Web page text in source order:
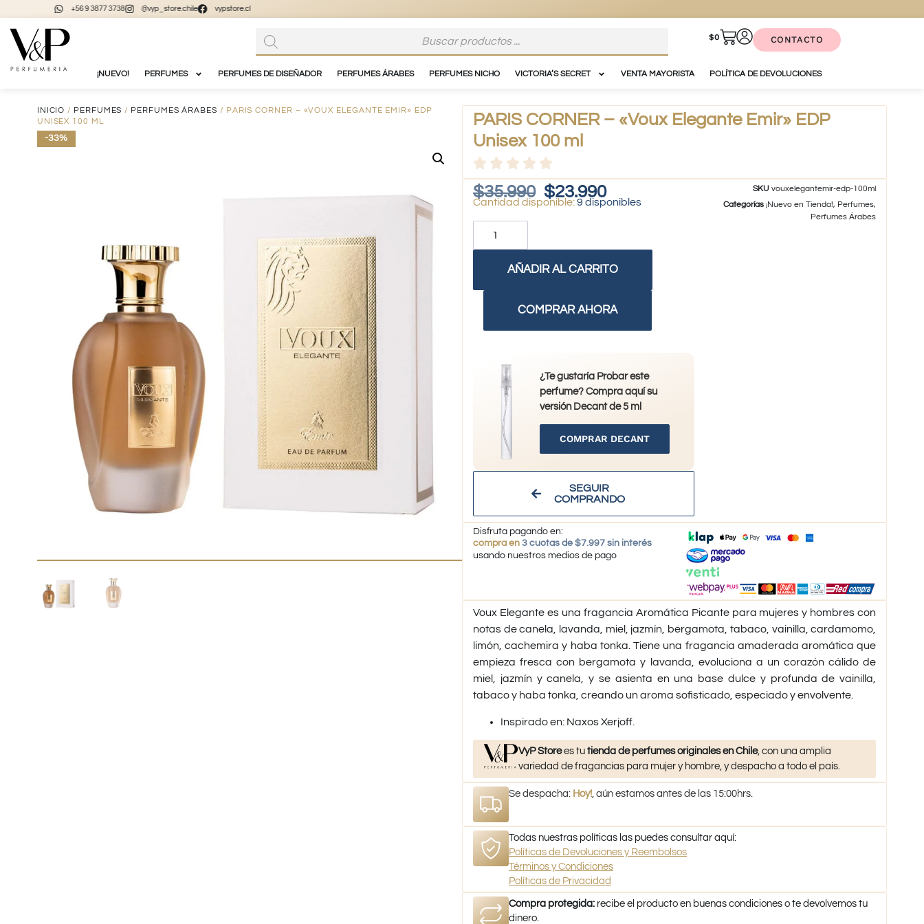
+56 9 3877 3738 @vyp_store.chile vypstore.cl
$0 CONTACTO
¡NUEVO! PERFUMES PERFUMES DE DISEÑADOR PERFUMES ÁRABES PERFUMES NICHO VICTORIA’S SECRET VENTA MAYORISTA POLÍTICA DE DEVOLUCIONES
INICIO / PERFUMES / PERFUMES ÁRABES / PARIS CORNER – «VOUX ELEGANTE EMIR» EDP
UNISEX 100 ML
-33%
PARIS CORNER – «Voux Elegante Emir» EDP
Unisex 100 ml
$35.990 $23.990
9 disponibles
AÑADIR AL CARRITO
COMPRAR AHORA
¿Te gustaría Probar este
perfume? Compra aquí su
versión Decant de 5 ml
COMPRAR DECANT
SEGUIR
COMPRANDO
SKUvouxelegantemir-edp-100ml
Categorías ¡Nuevo en Tienda!, Perfumes,
Perfumes Árabes
Disfruta pagando en:
compra en 3 cuotas de $7.997 sin interés
usando nuestros medios de pago
Voux Elegante es una fragancia Aromática Picante para mujeres y hombres con
notas de canela, lavanda, miel, jazmín, bergamota, tabaco, vainilla, cardamomo,
limón, cachemira y haba tonka. Tiene una fragancia amaderada aromática que
empieza fresca con bergamota y lavanda, evoluciona a un corazón cálido de
miel, jazmín y canela, y se asienta en una base dulce y profunda de vainilla,
tabaco y haba tonka, creando un aroma sofisticado, especiado y envolvente.
​Inspirado en: Naxos Xerjoff.
VyP Storees tutienda de perfumes originales en Chile, con una amplia
variedad de fragancias para mujer y hombre, y despacho a todo el país.
Se despacha: Hoy!, aún estamos antes de las 15:00hrs.
Todas nuestras políticas las puedes consultar aquí:
Políticas de Devoluciones y Reembolsos
Términos y Condiciones
Políticas de Privacidad
Compra protegida: recibe el producto en buenas condiciones o te devolvemos tu
dinero.